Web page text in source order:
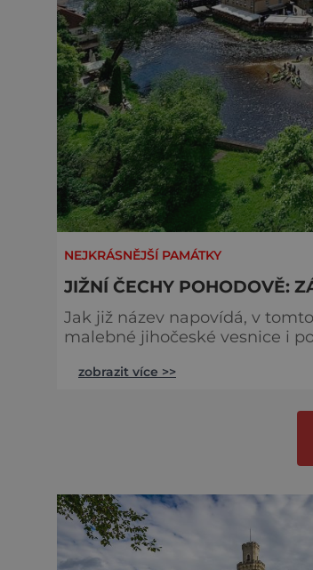
NEJKRÁSNĚJŠÍ PAMÁTKY
JIŽNÍ ČECHY POHODOVĚ:
Jak již název napovídá, v
malebné jihočeské vesnice i
piva potěší široká síť minipovarů. Myslí tu na všechny Nezapomeňte se na svůj pobyt
zobrazit více >>